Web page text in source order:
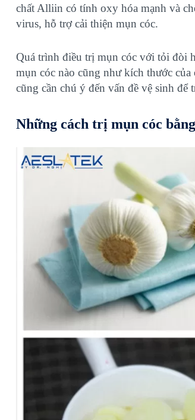
chất Alliin có tính oxy hóa mạnh và
virus, hỗ trợ cải thiện mụn cóc.
Quá trình điều trị mụn cóc với tỏi đòi
mụn cóc nào cũng như kích thước
cũng cần chú ý đến vấn đề vệ sinh để
Những cách trị mụn cóc